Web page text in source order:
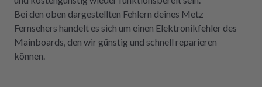
Bei den oben dargestellten Fehlern deines Metz
Fernsehers handelt es sich um einen Elektronikfehler des
Mainboards, den wir günstig und schnell reparieren
können.